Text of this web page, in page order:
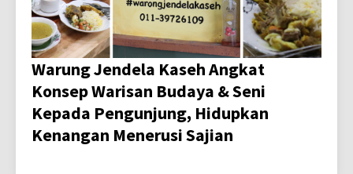
Warung Jendela Kaseh Angkat
Konsep Warisan Budaya & Seni
Kepada Pengunjung, Hidupkan
Kenangan Menerusi Sajian